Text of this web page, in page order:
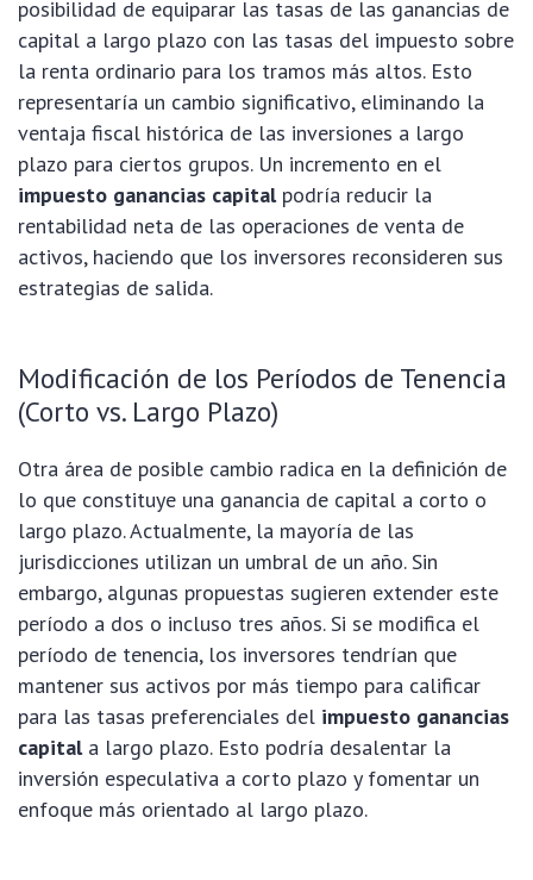
posibilidad de equiparar las tasas de las ganancias de
capital a largo plazo con las tasas del impuesto sobre
la renta ordinario para los tramos más altos. Esto
representaría un cambio significativo, eliminando la
ventaja fiscal histórica de las inversiones a largo
plazo para ciertos grupos. Un incremento en el
impuesto ganancias capitalpodría reducir la
rentabilidad neta de las operaciones de venta de
activos, haciendo que los inversores reconsideren sus
estrategias de salida.
Modificación de los Períodos de Tenencia
(Corto vs. Largo Plazo)
Otra área de posible cambio radica en la definición de
lo que constituye una ganancia de capital a corto o
largo plazo. Actualmente, la mayoría de las
jurisdicciones utilizan un umbral de un año. Sin
embargo, algunas propuestas sugieren extender este
período a dos o incluso tres años. Si se modifica el
período de tenencia, los inversores tendrían que
mantener sus activos por más tiempo para calificar
para las tasas preferenciales del impuesto ganancias
capitala largo plazo. Esto podría desalentar la
inversión especulativa a corto plazo y fomentar un
enfoque más orientado al largo plazo.